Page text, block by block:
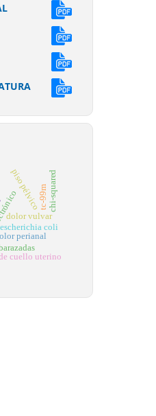
escherichia coli
dolor vulvar
perianal
piso pélvico
cuello uterino
chi-squared
tc-99m